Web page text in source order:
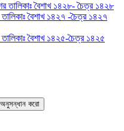
তালিকাঃ বৈশাখ ১৪২৮- চৈত্র ১৪২৮
বৈশাখ ১৪২৭ -চৈত্র ১৪২৭
বৈশাখ ১৪২৫-চৈত্র ১৪২৫
অনুসন্ধান করো